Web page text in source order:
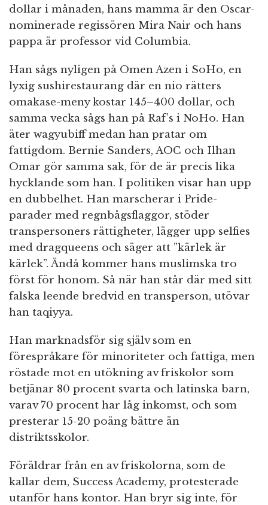
dollar i månaden, hans mamma är den Oscar-
nominerade regissören Mira Nair och hans
pappa är professor vid Columbia.
Han sågs nyligen på Omen Azen i SoHo, en
lyxig sushirestaurang där en nio rätters
omakase-meny kostar 145–400 dollar, och
samma vecka sågs han på Raf’s i NoHo. Han
äter wagyubiff medan han pratar om
fattigdom. Bernie Sanders, AOC och Ilhan
Omar gör samma sak, för de är precis lika
hycklande som han. I politiken visar han upp
en dubbelhet. Han marscherar i Pride-
parader med regnbågsflaggor, stöder
transpersoners rättigheter, lägger upp selfies
med dragqueens och säger att ”kärlek är
kärlek”. Ändå kommer hans muslimska tro
först för honom. Så när han står där med sitt
falska leende bredvid en transperson, utövar
han taqiyya.
Han marknadsför sig själv som en
förespråkare för minoriteter och fattiga, men
röstade mot en utökning av friskolor som
betjänar 80 procent svarta och latinska barn,
varav 70 procent har låg inkomst, och som
presterar 15-20 poäng bättre än
distriktsskolor.
Föräldrar från en av friskolorna, som de
kallar dem, Success Academy, protesterade
utanför hans kontor. Han bryr sig inte, för